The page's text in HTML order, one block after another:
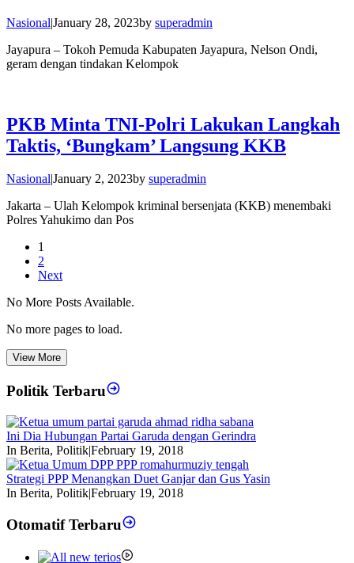
Nasional|January 28, 2023by superadmin
Jayapura – Tokoh Pemuda Kabupaten Jayapura, Nelson Ondi,
geram dengan tindakan Kelompok
PKB Minta TNI-Polri Lakukan Langkah
Taktis, ‘Bungkam’ Langsung KKB
NasionalJanuary 2, 2023by superadmin
Jakarta – Ulah Kelompok kriminal bersenjata (KKB) menembaki
Polres Yahukimo dan Pos
1
2
Next
No More Posts Available.
No more pages to load.
View More
Politik Terbaru
Ini Dia Hubungan Partai Garuda dengan Gerindra
In Berita, Politik|February 19, 2018
Strategi PPP Menangkan Duet Ganjar dan Gus Yasin
In Berita, Politik|February 19, 2018
Otomatif Terbaru